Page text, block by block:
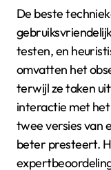
De beste
testen, en
omvatten het
terwijl ze taken
interactie met
twee versies van
beter presteert.